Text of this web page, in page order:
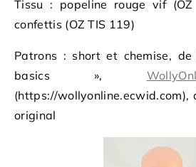
Tissu : popeline rouge vif
confettis (OZ TIS 119)
Patrons : short et chemise,
basics »,
(https://wollyonline.ecwid.com),
original